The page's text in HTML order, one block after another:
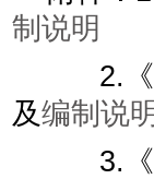
制说明
2.《
及编制说
3.《